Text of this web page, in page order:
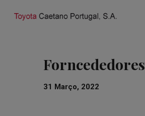
Forncededores
31 Março, 2022